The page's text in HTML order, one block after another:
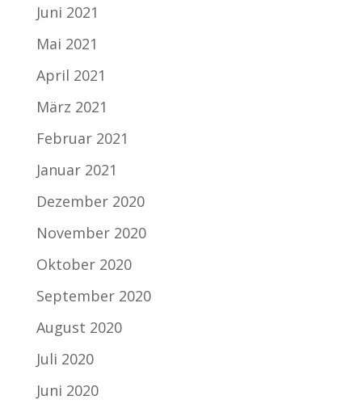
Juni 2021
Mai 2021
April 2021
März 2021
Februar 2021
Januar 2021
Dezember 2020
November 2020
Oktober 2020
September 2020
August 2020
Juli 2020
Juni 2020